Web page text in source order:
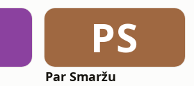
PS
Par Smaržu